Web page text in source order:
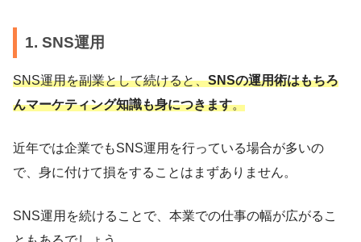
1. SNS運用
SNS運用を副業として続けると、SNSの運用術はもちろ
んマーケティング知識も身につきます。
近年では企業でもSNS運用を行っている場合が多いの
で、身に付けて損をすることはまずありません。
SNS運用を続けることで、本業での仕事の幅が広がるこ